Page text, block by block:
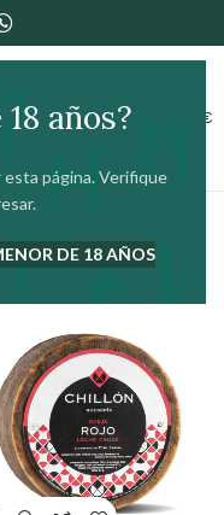
años?
página. Verifique
DE 18 AÑOS
€
Filtros